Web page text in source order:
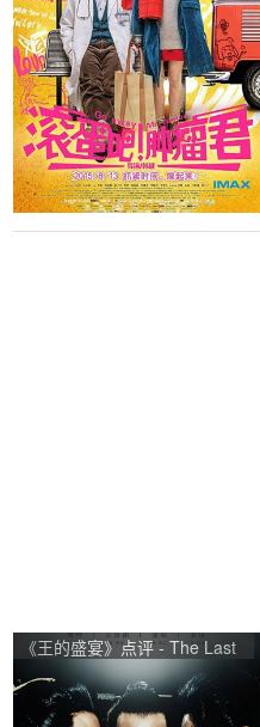
《王的盛宴》点评 - The Last
Supper网友评价